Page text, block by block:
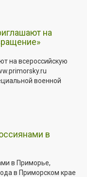
на
на всероссийскую
военной
в
в Приморье,
в Приморском крае